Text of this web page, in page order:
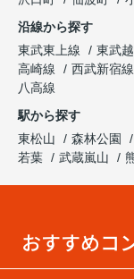
沿線から探す
東武東上線
東武
高崎線
西武新宿線
八高線
駅から探す
東松山
森林公園
若葉
武蔵嵐山
おすすめコ